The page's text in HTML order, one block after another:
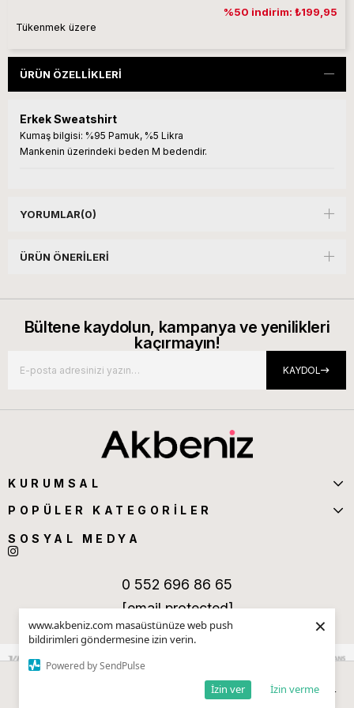
www.akbeniz.com masaüstünüze web push
bildirimleri göndermesine izin verin.
Powered by SendPulse
İzin verme
İzin ver
×
%50 indirim: ₺199,95
Tükenmek üzere
ÜRÜN ÖZELLIKLERI
Erkek Sweatshirt
Kumaş bilgisi: %95 Pamuk, %5 Likra
Mankenin üzerindeki beden M bedendir.
YORUMLAR(0)
ÜRÜN ÖNERILERI
Bültene kaydolun, kampanya ve yenilikleri
kaçırmayın!
KAYDOL
KURUMSAL
POPÜLER KATEGORİLER
SOSYAL MEDYA
0 552 696 86 65
[email protected]
Favorilerim Kategoriler